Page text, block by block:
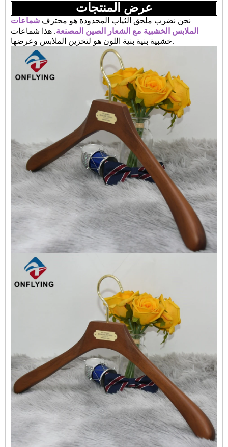
عرض المنتجات
نحن نضرب ملحق الثياب المحدودة هو محترف شماعات
الملابس الخشبية مع الشعار الصين المصنعة. هذا شماعات
خشبية بنية بنية اللونهو لتخزين الملابس وعرضها.